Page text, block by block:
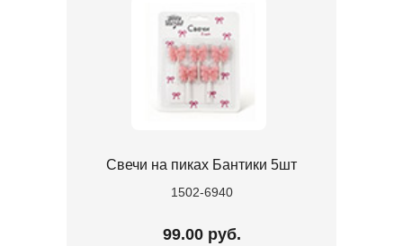
Свечи на пиках Бантики 5шт
1502-6940
99.00 руб.